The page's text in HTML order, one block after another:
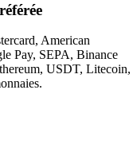
American
Pay, SEPA, Binance
USDT, Litecoin,